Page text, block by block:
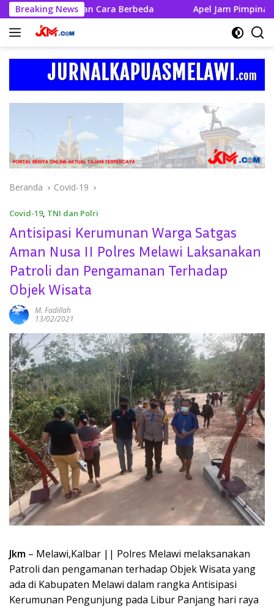
Langsung
ke
konten
Breaking News
Dengan Cara Berbeda Apel Jam Pimpinan,
Beranda Covid-19
Covid-19, TNI dan Polri
Antisipasi Kerumunan Warga Satgas
Aman Nusa II Polres Melawi Laksanakan
Patroli dan Pengamanan Terhadap
Objek Wisata
M. Fadillah
13/02/2021
Jkm – Melawi,Kalbar || Polres Melawi melaksanakan
Patroli dan pengamanan terhadap Objek Wisata yang
ada di Kabupaten Melawi dalam rangka Antisipasi
Kerumunan Pengunjung pada Libur Panjang hari raya